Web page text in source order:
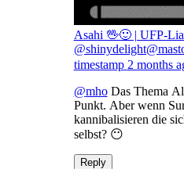
Asahi 🖖🙂 | UFP-
timestamp 2 months
@mhoDas Thema
Punkt. Aber wenn
kannibalisieren die
selbst? 😶
Reply